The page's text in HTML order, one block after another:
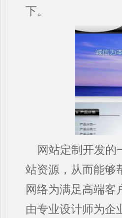
下。
网站定制开发的
站资源，从而能够
网络为满足高端客
由专业设计师为企